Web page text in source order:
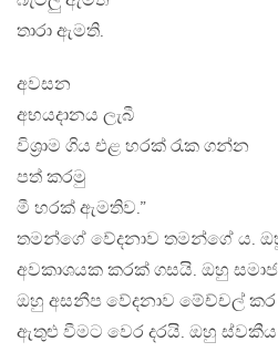
තාරා ඇමති.
අවසන
අභයදානය ලැබී
විශ්‍රාම ගිය එළ හරක් රැක ගන්න
පත් කරමු
මී හරක් ඇමතිව.”
තමන්ගේ වේදනාව තමන්ගේ ය.
අවකාශයක කරක් ගසයි. ඔහු සමාජ
ඔහු අසනීප වේදනාව මේච්චල් කර
ඇතුළු වීමට වෙර දරයි. ඔහු ස්වකීය